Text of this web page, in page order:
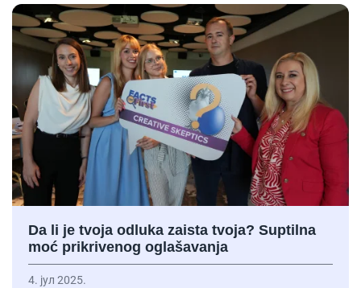
Da li je tvoja odluka zaista tvoja? Suptilna
moć prikrivenog oglašavanja
4. јул 2025.